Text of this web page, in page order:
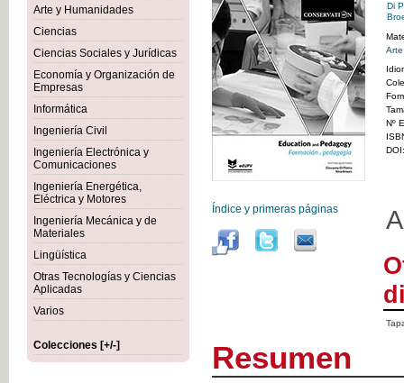
Arte y Humanidades
Ciencias
Ciencias Sociales y Jurídicas
Economía y Organización de
Empresas
Informática
Ingeniería Civil
Ingeniería Electrónica y
Comunicaciones
Ingeniería Energética,
Eléctrica y Motores
Ingeniería Mecánica y de
Materiales
Lingüística
Otras Tecnologías y Ciencias
Aplicadas
Varios
Colecciones [+/-]
Índice y primeras páginas
Di
Nº
Resumen